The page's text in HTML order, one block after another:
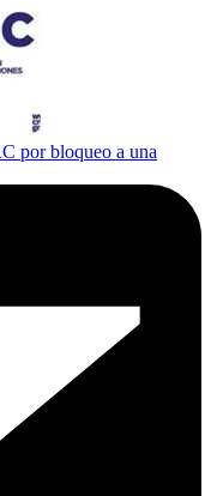
por bloqueo a una